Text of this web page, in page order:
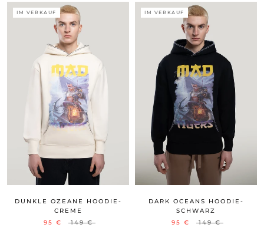
IM VERKAUF
DUNKLE OZEANE HOODIE-
CREME
95 €
149 €
IM VERKAUF
DARK OCEANS HOODIE-
SCHWARZ
95 €
149 €